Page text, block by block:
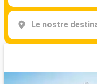
Le nostre